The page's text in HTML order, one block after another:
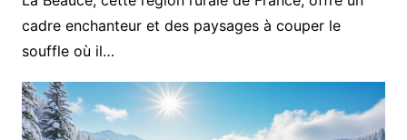
cadre enchanteur et des paysages à couper le
souffle où il…